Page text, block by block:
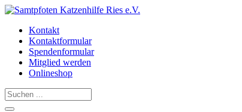
Kontakt
Kontaktformular
Spendenformular
Mitglied werden
Onlineshop